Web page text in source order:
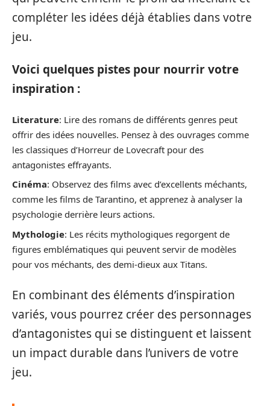
compléter les idées déjà établies dans votre
jeu.
Voici quelques pistes pour nourrir votre
inspiration :
Literature: Lire des romans de différents genres peut
offrir des idées nouvelles. Pensez à des ouvrages comme
les classiques d’Horreur de Lovecraft pour des
antagonistes effrayants.
Cinéma: Observez des films avec d’excellents méchants,
comme les films de Tarantino, et apprenez à analyser la
psychologie derrière leurs actions.
Mythologie: Les récits mythologiques regorgent de
figures emblématiques qui peuvent servir de modèles
pour vos méchants, des demi-dieux aux Titans.
En combinant des éléments d’inspiration
variés, vous pourrez créer des personnages
d’antagonistes qui se distinguent et laissent
un impact durable dans l’univers de votre
jeu.